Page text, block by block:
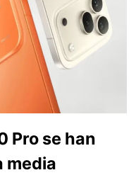
Pro se han
media